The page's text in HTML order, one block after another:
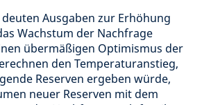
Ausgaben zur Erhöhung
Wachstum der Nachfrage
übermäßigen Optimismus der
den Temperaturanstieg,
Reserven ergeben würde,
neuer Reserven mit dem